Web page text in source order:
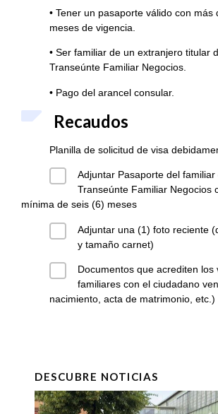
• Tener un pasaporte válido con más
meses de vigencia.
• Ser familiar de un extranjero titular
Transeúnte Familiar Negocios.
• Pago del arancel consular.
Recaudos
Planilla de solicitud de visa
Adjuntar Pasaporte del
Transeúnte Familiar Negocios
mínima de seis (6) meses
Adjuntar una (1) foto reciente
y tamaño carnet)
Documentos que acrediten los
familiares con el ciudadano
nacimiento, acta de matrimonio, etc.)
DESCUBRE NOTICIAS